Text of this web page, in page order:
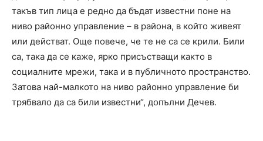
такъв тип лица е редно да бъдат известни поне на
ниво районно управление – в района, в който живеят
или действат. Още повече, че те не са се крили. Били
са, така да се каже, ярко присъстващи както в
социалните мрежи, така и в публичното пространство.
Затова най-малкото на ниво районно управление би
трябвало да са били известни“, допълни Дечев.